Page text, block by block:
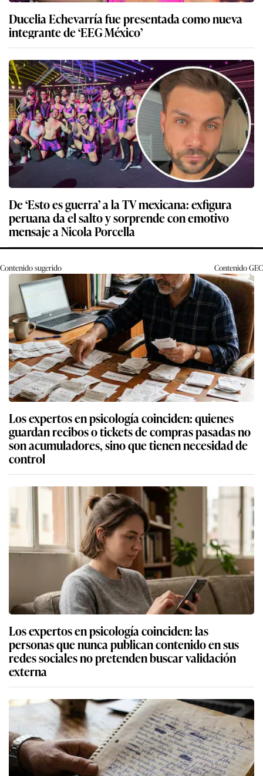
Ducelia Echevarría fue presentada como nueva
integrante de ‘EEG México’
De ‘Esto es guerra’ a la TV mexicana: exfigura
peruana da el salto y sorprende con emotivo
mensaje a Nicola Porcella
Contenido sugerido ContenidoGEC
Los expertos en psicología coinciden: quienes
guardan recibos o tickets de compras pasadas no
son acumuladores, sino que tienen necesidad de
control
Los expertos en psicología coinciden: las
personas que nunca publican contenido en sus
redes sociales no pretenden buscar validación
externa